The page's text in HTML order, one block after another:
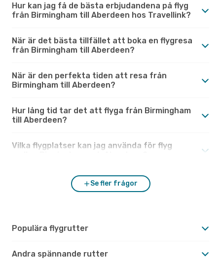
Hur kan jag få de bästa erbjudandena på flyg
från Birmingham till Aberdeen hos Travellink?
När är det bästa tillfället att boka en flygresa
från Birmingham till Aberdeen?
När är den perfekta tiden att resa från
Birmingham till Aberdeen?
Hur lång tid tar det att flyga från Birmingham
till Aberdeen?
Vilka flygplatser kan jag använda för flyg
Se fler frågor
Populära flygrutter
Andra spännande rutter